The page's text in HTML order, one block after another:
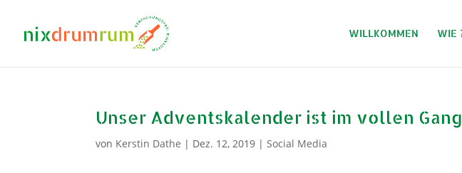
WILLKOMMEN WIE
Unser Adventskalender ist im vollen
von Kerstin Dathe | Dez. 12, 2019 |Social Media